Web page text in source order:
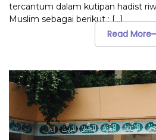
tercantum dalam kutipan hadist
Muslim sebagai berikut : [...]
Read More